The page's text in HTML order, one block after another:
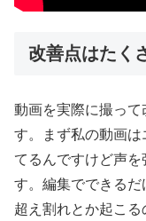
改善点はたく
動画を実際に撮って
す。まず私の動画
てるんですけど声
す。編集でできるだ
超え割れとか起こ